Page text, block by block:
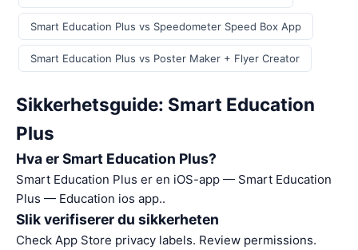
Smart Education Plus vs Speedometer Speed Box App
Smart Education Plus vs Poster Maker + Flyer Creator
Sikkerhetsguide: Smart Education
Plus
Hva er Smart Education Plus?
Smart Education Plus er en iOS-app — Smart Education
Plus — Education ios app..
Slik verifiserer du sikkerheten
Check App Store privacy labels. Review permissions.